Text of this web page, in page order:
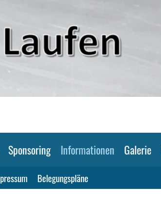
Sponsoring Informationen Galerie
Belegungspläne